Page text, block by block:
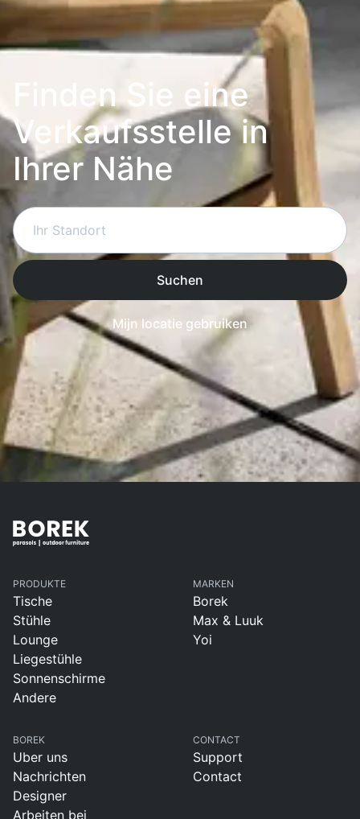
Finden Sie eine
Verkaufsstelle in
Ihrer Nähe
Suchen
Mijn locatie gebruiken
PRODUKTE
Tische
Stühle
Lounge
Liegestühle
Sonnenschirme
Andere
MARKEN
Borek
Max & Luuk
Yoi
BOREK
Uber uns
Nachrichten
Designer
Arbeiten bei
CONTACT
Support
Contact